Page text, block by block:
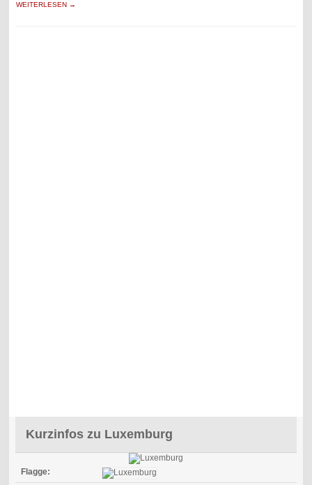
WEITERLESEN →
Kurzinfos zu Luxemburg
Flagge: